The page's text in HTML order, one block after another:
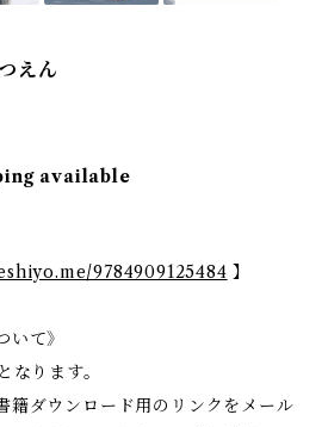
えん
available
9784909125484 】
いて》
ります。
籍ダウンロード用のリンクをメール